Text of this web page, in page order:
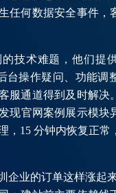
任何数据安全事件，
技术难题，他们提
台操作疑问、功能调
服通道得到及时解决
现官网案例展示模块
，15 分钟内恢复正常
企业的订单这样涨起